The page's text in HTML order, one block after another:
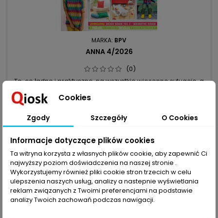
MARKA: BPV
ANNA 4/2026
(0)
To, co ładne i praktyczne, na wszystkie wiosenne sytuacje, a
do tego zrobione w różnych technikach: szydełkowe kotki
amigurumi, wielkanocne szycie z tulipanami, torebka
zajączek zrobiona na drutach, wianuszek z kurczaczkami i
pisankami, kolekcja z owieczkami (karuzela, dywanik,
taboret), fikuśne zawieszki domki. Wpadliśmy też z wizytą na
Dodaj do koszyka
favorite_border
Cookies
Zgody Szczegóły O Cookies
Informacje dotyczące plików cookies
Ta witryna korzysta z własnych plików cookie, aby zapewnić Ci
najwyższy poziom doświadczenia na naszej stronie .
Wykorzystujemy również pliki cookie stron trzecich w celu
ulepszenia naszych usług, analizy a nastepnie wyświetlania
reklam związanych z Twoimi preferencjami na podstawie
analizy Twoich zachowań podczas nawigacji.